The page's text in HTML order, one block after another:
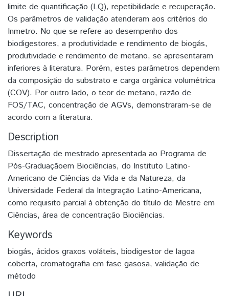
limite de quantificação (LQ), repetibilidade e recuperação.
Os parâmetros de validação atenderam aos critérios do
Inmetro. No que se refere ao desempenho dos
biodigestores, a produtividade e rendimento de biogás,
produtividade e rendimento de metano, se apresentaram
inferiores à literatura. Porém, estes parâmetros dependem
da composição do substrato e carga orgânica volumétrica
(COV). Por outro lado, o teor de metano, razão de
FOS/TAC, concentração de AGVs, demonstraram-se de
acordo com a literatura.
Description
Dissertação de mestrado apresentada ao Programa de
Pós-Graduaçãoem Biociências, do Instituto Latino-
Americano de Ciências da Vida e da Natureza, da
Universidade Federal da Integração Latino-Americana,
como requisito parcial à obtenção do título de Mestre em
Ciências, área de concentração Biociências.
Keywords
biogás, ácidos graxos voláteis, biodigestor de lagoa
coberta, cromatografia em fase gasosa, validação de
método